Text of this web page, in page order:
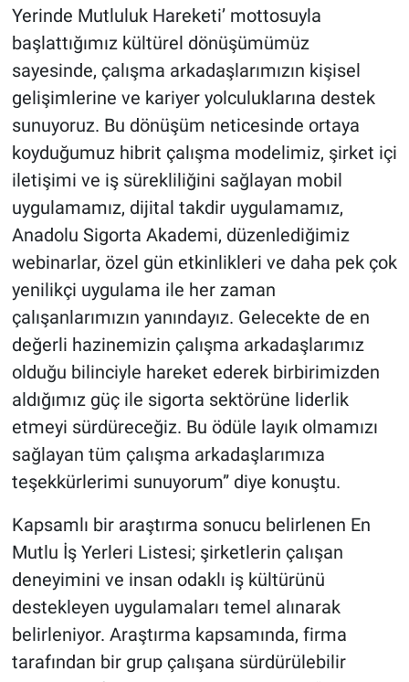
Yerinde Mutluluk Hareketi’ mottosuyla
başlattığımız kültürel dönüşümümüz
sayesinde, çalışma arkadaşlarımızın kişisel
gelişimlerine ve kariyer yolculuklarına destek
sunuyoruz. Bu dönüşüm neticesinde ortaya
koyduğumuz hibrit çalışma modelimiz, şirket içi
iletişimi ve iş sürekliliğini sağlayan mobil
uygulamamız, dijital takdir uygulamamız,
Anadolu Sigorta Akademi, düzenlediğimiz
webinarlar, özel gün etkinlikleri ve daha pek çok
yenilikçi uygulama ile her zaman
çalışanlarımızın yanındayız. Gelecekte de en
değerli hazinemizin çalışma arkadaşlarımız
olduğu bilinciyle hareket ederek birbirimizden
aldığımız güç ile sigorta sektörüne liderlik
etmeyi sürdüreceğiz. Bu ödüle layık olmamızı
sağlayan tüm çalışma arkadaşlarımıza
teşekkürlerimi sunuyorum” diye konuştu.
Kapsamlı bir araştırma sonucu belirlenen En
Mutlu İş Yerleri Listesi; şirketlerin çalışan
deneyimini ve insan odaklı iş kültürünü
destekleyen uygulamaları temel alınarak
belirleniyor. Araştırma kapsamında, firma
tarafından bir grup çalışana sürdürülebilir